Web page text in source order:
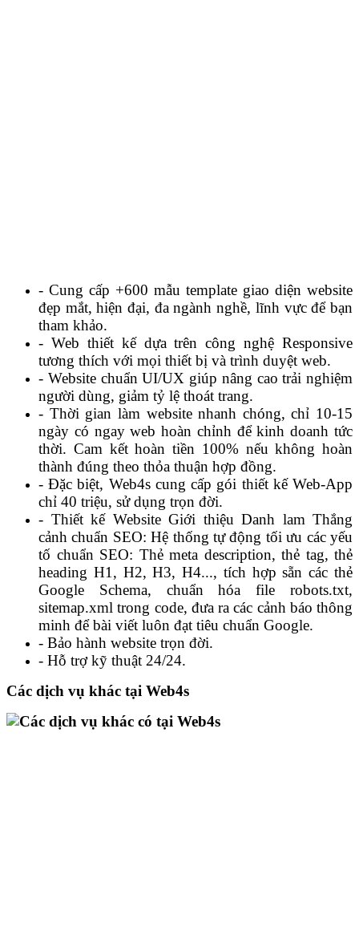
- Cung cấp +600 mẫu template giao diện website
đẹp mắt, hiện đại, đa ngành nghề, lĩnh vực để bạn
tham khảo.
- Web thiết kế dựa trên công nghệ Responsive
tương thích với mọi thiết bị và trình duyệt web.
- Website chuẩn UI/UX giúp nâng cao trải nghiệm
người dùng, giảm tỷ lệ thoát trang.
- Thời gian làm website nhanh chóng, chỉ 10-15
ngày có ngay web hoàn chỉnh để kinh doanh tức
thời. Cam kết hoàn tiền 100% nếu không hoàn
thành đúng theo thỏa thuận hợp đồng.
- Đặc biệt, Web4s cung cấp gói thiết kế Web-App
chỉ 40 triệu, sử dụng trọn đời.
- Thiết kế Website Giới thiệu Danh lam Thắng
cảnh chuẩn SEO: Hệ thống tự động tối ưu các yếu
tố chuẩn SEO: Thẻ meta description, thẻ tag, thẻ
heading H1, H2, H3, H4..., tích hợp sẵn các thẻ
Google Schema, chuẩn hóa file robots.txt,
sitemap.xml trong code, đưa ra các cảnh báo thông
minh để bài viết luôn đạt tiêu chuẩn Google.
- Bảo hành website trọn đời.
- Hỗ trợ kỹ thuật 24/24.
Các dịch vụ khác tại Web4s